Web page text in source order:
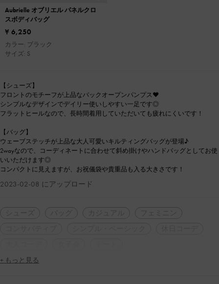
Aubrielle オブリエル パネルクロ
スボディバッグ
¥ 6,250
カラー: ブラック
サイズ: S
【シューズ】
フロントのモチーフが上品なバックオープンパンプス❤︎
シンプルなデザインでデイリー使いしやすい一足です◎
フラットヒールなので、長時間着用していただいても疲れにくいです！
【バッグ】
ウェーブステッチが上品な大人可愛いキルティングバッグが登場♪
2wayなので、コーディネートに合わせて斜め掛けやハンドバッグとしてお使
いいただけます◎
コンパクトに見えますが、お祝儀袋や貴重品も入る大きさです！
2023-02-08 にアップロード
シューズ
+ もっと見る